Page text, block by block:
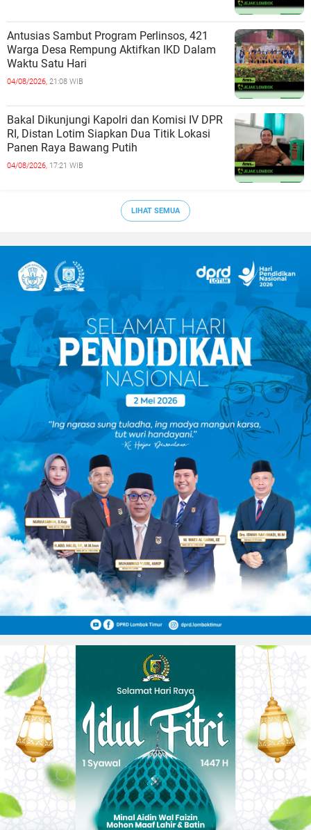
Antusias Sambut Program Perlinsos, 421
Warga Desa Rempung Aktifkan IKD Dalam
Waktu Satu Hari
04/08/2026, 21:08 WIB
Bakal Dikunjungi Kapolri dan Komisi IV DPR
RI, Distan Lotim Siapkan Dua Titik Lokasi
Panen Raya Bawang Putih
04/08/2026, 17:21 WIB
LIHAT SEMUA